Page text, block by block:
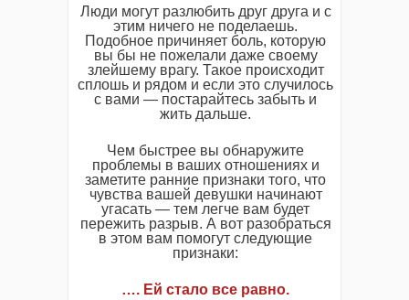
Люди могут разлюбить друг друга и с
этим ничего не поделаешь.
Подобное причиняет боль, которую
вы бы не пожелали даже своему
злейшему врагу. Такое происходит
сплошь и рядом и если это случилось
с вами — постарайтесь забыть и
жить дальше.
Чем быстрее вы обнаружите
проблемы в ваших отношениях и
заметите ранние признаки того, что
чувства вашей девушки начинают
угасать — тем легче вам будет
пережить разрыв. А вот разобраться
в этом вам помогут следующие
признаки:
…. Ей стало все равно.